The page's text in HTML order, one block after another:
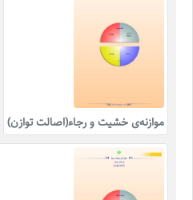
موازنه‌ی خشیت و رجاء(اصالت توازن)